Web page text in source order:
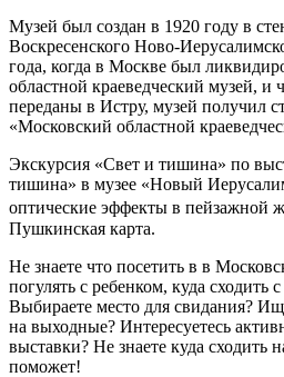
Музей был создан в 1920 году в
Воскресенского Ново-
года, когда в Москве был
областной краеведческий музей, и
переданы в Истру, музей получил
«Московский областной
Экскурсия «Свет и тишина» по
тишина» в музее «Новый
оптические эффекты в пейзажной
Пушкинская карта.
Не знаете что посетить в в
погулять с ребенком, куда сходить
Выбираете место для свидания?
на выходные? Интересуетесь
выставки? Не знаете куда сходить
поможет!